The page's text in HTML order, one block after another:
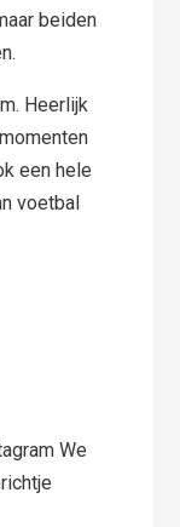
beiden
Heerlijk
een hele
voetbal
We